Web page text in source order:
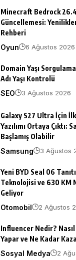
Minecraft Bedrock
Güncellemesi:
Rehberi
Oyun
6 Ağustos 2026
Domain Yaşı
Adı Yaşı Kontrolü
SEO
3 Ağustos 2026
Galaxy S27 Ultra İçin
Yazılımı Ortaya Çıktı:
Başlamış Olabilir
Samsung
3 Ağustos
Yeni BYD Seal 06
Teknolojisi ve 630 KM
Geliyor
Otomobil
2 Ağustos
Influencer Nedir?
Yapar ve Ne Kadar
Sosyal Medya
2